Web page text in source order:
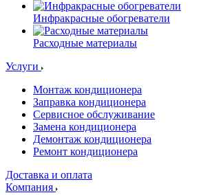
Инфракрасные обогреватели
Расходные материалы
Услуги
Монтаж кондиционера
Заправка кондиционера
Сервисное обслуживание
Замена кондиционера
Демонтаж кондиционера
Ремонт кондиционера
Доставка и оплата
Компания